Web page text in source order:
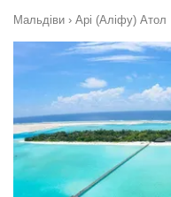
Мальдіви › Арі (Аліфу) Атол